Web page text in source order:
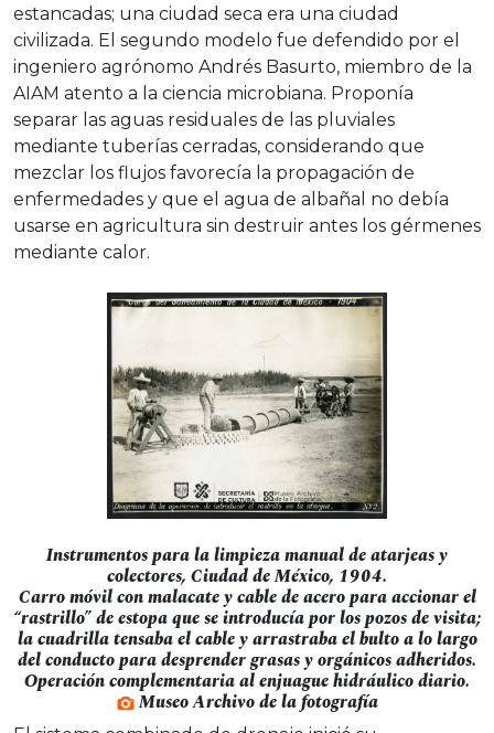
estancadas; una ciudad seca era una ciudad
civilizada. El segundo modelo fue defendido por el
ingeniero agrónomo Andrés Basurto, miembro de la
AIAM atento a la ciencia microbiana. Proponía
separar las aguas residuales de las pluviales
mediante tuberías cerradas, considerando que
mezclar los flujos favorecía la propagación de
enfermedades y que el agua de albañal no debía
usarse en agricultura sin destruir antes los gérmenes
mediante calor.
Instrumentos para la limpieza manual de atarjeas y
colectores, Ciudad de México, 1904.
Carro móvil con malacate y cable de acero para accionar el
“rastrillo” de estopa que se introducía por los pozos de visita;
la cuadrilla tensaba el cable y arrastraba el bulto a lo largo
del conducto para desprender grasas y orgánicos adheridos.
Operación complementaria al enjuague hidráulico diario.
Museo Archivo de la fotografía